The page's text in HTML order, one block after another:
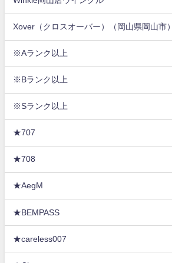
Xover（クロスオーバー）（岡山県岡山市）
※Aランク以上
※Bランク以上
※Sランク以上
★707
★708
★AegM
★BEMPASS
★careless007